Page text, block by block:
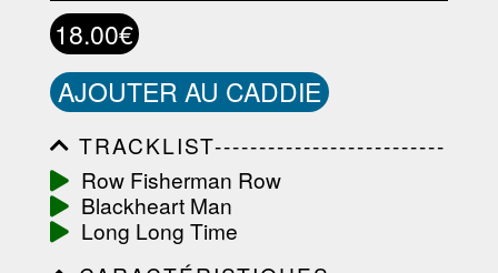
18.00€
AJOUTER AU CADDIE
TRACKLIST--------------------------
-----------------------------------------
-----------------------------------------
-----------------------------------------
-----------------------------------------
-------------------
Row Fisherman Row
Blackheart Man
Long Long Time